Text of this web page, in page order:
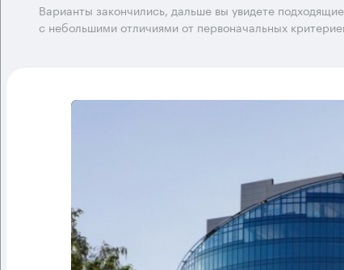
Варианты закончились, дальше вы увидете
с небольшими отличиями от первоначальных